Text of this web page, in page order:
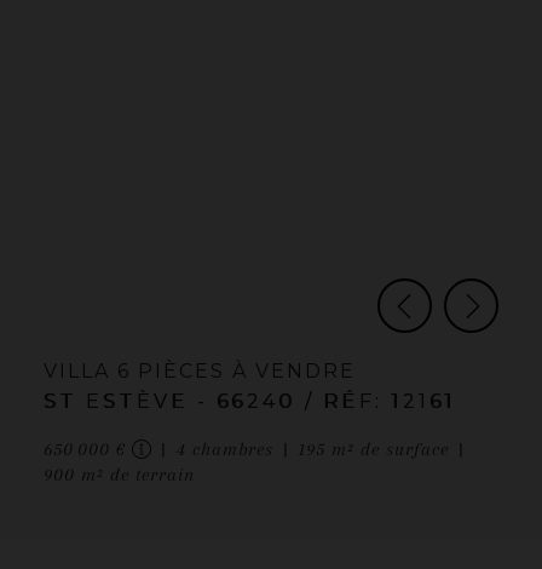
VILLA 6 PIÈCES À VENDRE
ST ESTÈVE
- 66240 / RÉF: 12161
650 000 € 4 chambres 195 m² de surface
900 m² de terrain